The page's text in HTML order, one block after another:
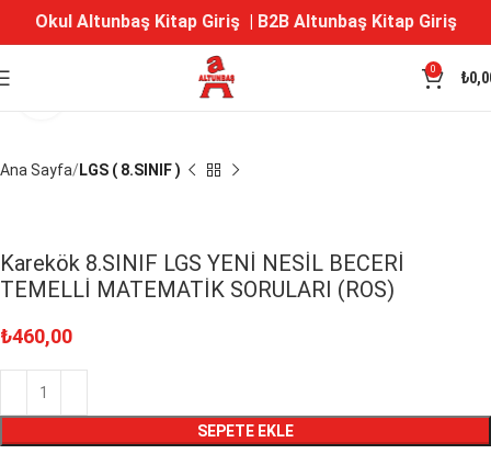
Okul Altunbaş Kitap Giriş| B2B Altunbaş Kitap Giriş
0 ₺
Büyütmek için tıklayın
Ana Sayfa LGS ( 8.SINIF )
Karekök 8.SINIF LGS YENİ NESİL BECERİ
TEMELLİ MATEMATİK SORULARI (ROS)
₺460,00
SEPETE EKLE